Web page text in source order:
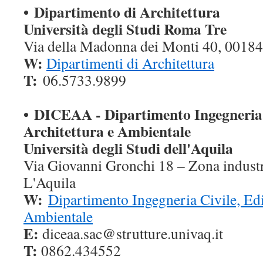
• Dipartimento di Architettura
Università degli Studi Roma Tre
Via della Madonna dei Monti 40,
W: Dipartimenti di Architettura
T: 06.5733.9899
• DICEAA - Dipartimento
Architettura e Ambientale
Università degli Studi dell'Aquila
Via Giovanni Gronchi 18 – Zona
L'Aquila
W: Dipartimento Ingegneria Civile,
Ambientale
E: diceaa.sac@strutture.univaq.it
T: 0862.434552